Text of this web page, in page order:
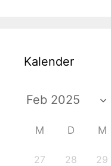
Kalender
M D M
27 28 29